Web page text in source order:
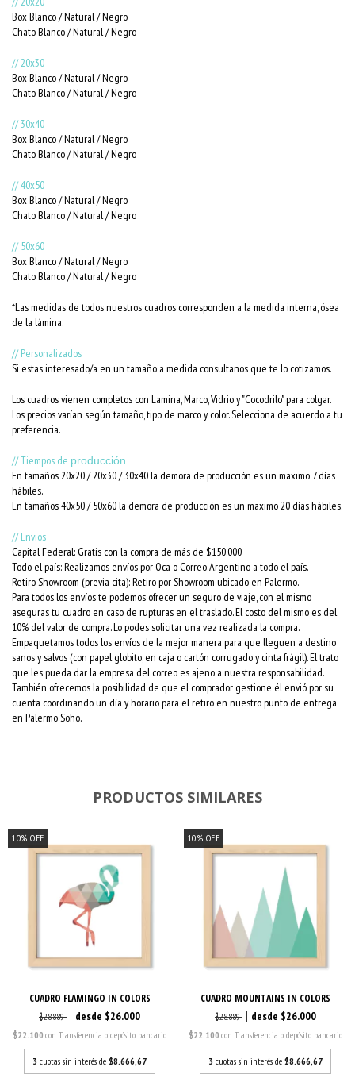
Box Blanco / Natural / Negro
Chato Blanco / Natural / Negro
// 20x30
Box Blanco / Natural / Negro
Chato Blanco / Natural / Negro
// 30x40
Box Blanco / Natural / Negro
Chato Blanco / Natural / Negro
// 40x50
Box Blanco / Natural / Negro
Chato Blanco / Natural / Negro
// 50x60
Box Blanco / Natural / Negro
Chato Blanco / Natural / Negro
*Las medidas de todos nuestros cuadros corresponden a la medida interna, ósea
de la lámina.
// Personalizados
Si estas interesado/a en un tamaño a medida consultanos que te lo cotizamos.
Los cuadros vienen completos con Lamina, Marco, Vidrio y "Cocodrilo" para colgar.
Los precios varían según tamaño, tipo de marco y color. Selecciona de acuerdo a tu
preferencia.
// Tiempos de producción
En tamaños 20x20 / 20x30 / 30x40 la demora de producción es un maximo 7 días
hábiles.
En tamaños 40x50 / 50x60 la demora de producción es un maximo 20 días hábiles.
// Envios
Capital Federal: Gratis con la compra de más de $150.000
Todo el país: Realizamos envíos por Oca o Correo Argentino a todo el país.
Retiro Showroom (previa cita): Retiro por Showroom ubicado en Palermo.
Para todos los envíos te podemos ofrecer un seguro de viaje, con el mismo
aseguras tu cuadro en caso de rupturas en el traslado. El costo del mismo es del
10% del valor de compra. Lo podes solicitar una vez realizada la compra.
Empaquetamos todos los envíos de la mejor manera para que lleguen a destino
sanos y salvos (con papel globito, en caja o cartón corrugado y cinta frágil). El trato
que les pueda dar la empresa del correo es ajeno a nuestra responsabilidad.
También ofrecemos la posibilidad de que el comprador gestione él envió por su
cuenta coordinando un día y horario para el retiro en nuestro punto de entrega
en Palermo Soho.
PRODUCTOS SIMILARES
10% OFF
CUADRO FLAMINGO IN COLORS
$28.889 $26.000
$22.100con Transferencia o depósito bancario
3 cuotas sin interés de$8.666,67
10% OFF
CUADRO MOUNTAINS IN COLORS
$28.889 $26.000
$22.100 con Transferencia o depósito bancario
3 cuotas sin interés de $8.666,67